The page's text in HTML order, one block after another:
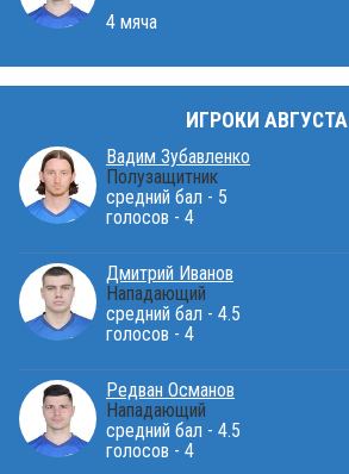
4 мяча
ИГРОКИ АВГУСТА
Вадим Зубавленко
Полузащитник
средний бал - 5
голосов - 4
Дмитрий Иванов
Нападающий
средний бал - 4.5
голосов - 4
Редван Османов
Нападающий
средний бал - 4.5
голосов - 4